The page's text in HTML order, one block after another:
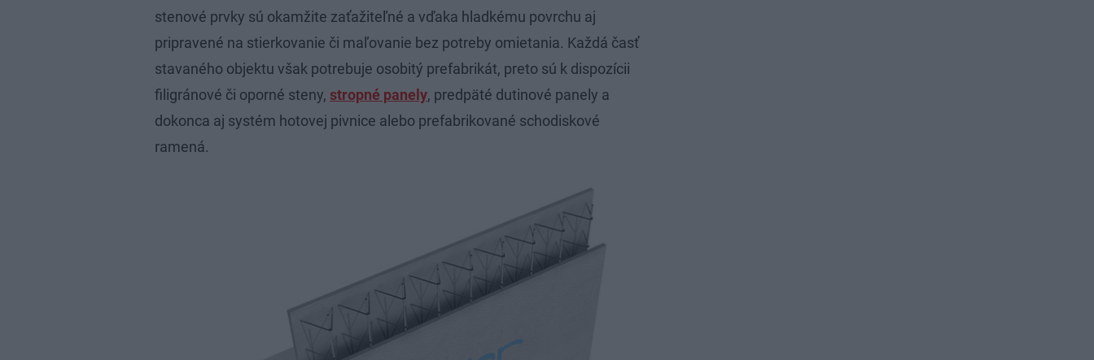
stenové prvky sú okamžite zaťažiteľné a vďaka hladkému povrchu aj
pripravené na stierkovanie či maľovanie bez potreby omietania. Každá časť
stavaného objektu však potrebuje osobitý prefabrikát, preto sú k dispozícii
filigránové či oporné steny, stropné panely, predpäté dutinové panely a
dokonca aj systém hotovej pivnice alebo prefabrikované schodiskové
ramená.